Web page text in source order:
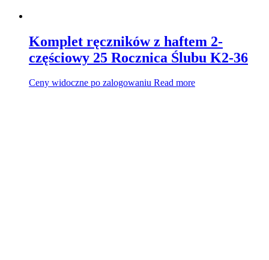
Komplet ręczników z haftem 2-
częściowy 25 Rocznica Ślubu K2-36
Ceny widoczne po zalogowaniu Read more